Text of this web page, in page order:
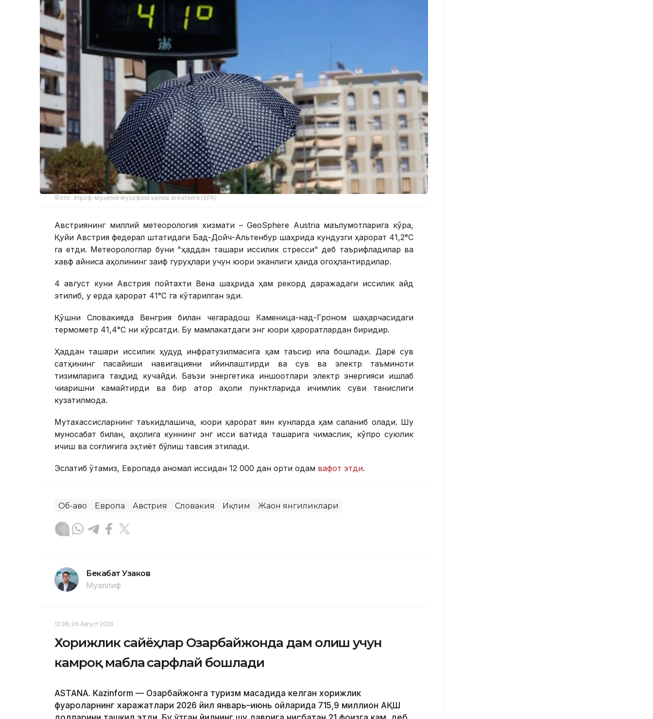
Фото: Атроф-муҳитни муҳофаза қилиш агентлиги (EPA)
Австриянинг миллий метеорология хизмати – GeoSphere Austria маълумотларига кўра,
Қуйи Австрия федерал штатидаги Бад-Дойч-Альтенбур шаҳрида кундузги ҳарорат 41,2°С
га етди. Метеорологлар буни "ҳаддан ташқари иссиқлик стресси" деб таърифладилар ва
хавф айниқса аҳолининг заиф гуруҳлари учун юқори эканлиги ҳақида огоҳлантирдилар.
4 август куни Австрия пойтахти Вена шаҳрида ҳам рекорд даражадаги иссиқлик қайд
этилиб, у ерда ҳарорат 41°С га кўтарилган эди.
Қўшни Словакияда Венгрия билан чегарадош Каменица-над-Гроном шаҳарчасидаги
термометр 41,4°С ни кўрсатди. Бу мамлакатдаги энг юқори ҳароратлардан биридир.
Ҳаддан ташқари иссиқлик ҳудуд инфратузилмасига ҳам таъсир қила бошлади. Дарё сув
сатҳининг пасайиши навигацияни қийинлаштирди ва сув ва электр таъминоти
тизимларига таҳдид кучайди. Баъзи энергетика иншоотлари электр энергияси ишлаб
чиқаришни камайтирди ва бир қатор аҳоли пунктларида ичимлик суви танқислиги
кузатилмоқда.
Мутахассисларнинг таъкидлашича, юқори ҳарорат яқин кунларда ҳам сақланиб қолади. Шу
муносабат билан, аҳолига куннинг энг иссиқ вақтида ташқарига чиқмаслик, кўпроқ суюқлик
ичиш ва соғлиғига эҳтиёт бўлиш тавсия этилади.
Эслатиб ўтамиз, Европада аномал иссиқдан 12 000 дан ортиқ одам вафот этди.
Об-ҳаво Европа Австрия Словакия Иқлим Жаҳон янгиликлари
Бекабат Узаков
Муаллиф
12:38, 06 Август 2026
Хорижлик сайёҳлар Озарбайжонда дам олиш учун
камроқ маблағ сарфлай бошлади
ASTANA. Kazinform — Озарбайжонга туризм мақсадида келган хорижлик
фуқароларнинг харажатлари 2026 йил январь–июнь ойларида 715,9 миллион АҚШ